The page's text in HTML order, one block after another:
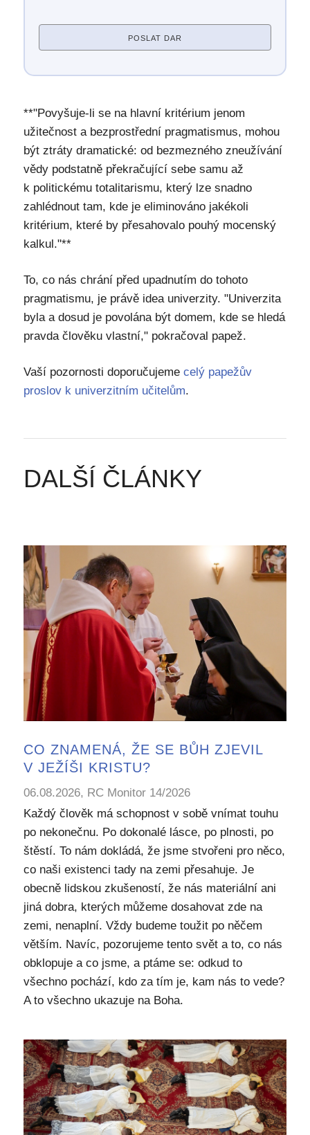
POSLAT DAR
**"Povyšuje-li se na hlavní kritérium jenom
užitečnost a bezprostřední pragmatismus, mohou
být ztráty dramatické: od bezmezného zneužívání
vědy podstatně překračující sebe samu až
k politickému totalitarismu, který lze snadno
zahlédnout tam, kde je eliminováno jakékoli
kritérium, které by přesahovalo pouhý mocenský
kalkul."**
To, co nás chrání před upadnutím do tohoto
pragmatismu, je právě idea univerzity. "Univerzita
byla a dosud je povolána být domem, kde se hledá
pravda člověku vlastní," pokračoval papež.
Vaší pozornosti doporučujeme celý papežův
proslov k univerzitním učitelům.
DALŠÍ ČLÁNKY
CO ZNAMENÁ, ŽE SE BŮH ZJEVIL
V JEŽÍŠI KRISTU?
06.08.2026, RC Monitor 14/2026
Každý člověk má schopnost v sobě vnímat touhu
po nekonečnu. Po dokonalé lásce, po plnosti, po
štěstí. To nám dokládá, že jsme stvořeni pro něco,
co naši existenci tady na zemi přesahuje. Je
obecně lidskou zkušeností, že nás materiální ani
jiná dobra, kterých můžeme dosahovat zde na
zemi, nenaplní. Vždy budeme toužit po něčem
větším. Navíc, pozorujeme tento svět a to, co nás
obklopuje a co jsme, a ptáme se: odkud to
všechno pochází, kdo za tím je, kam nás to vede?
A to všechno ukazuje na Boha.